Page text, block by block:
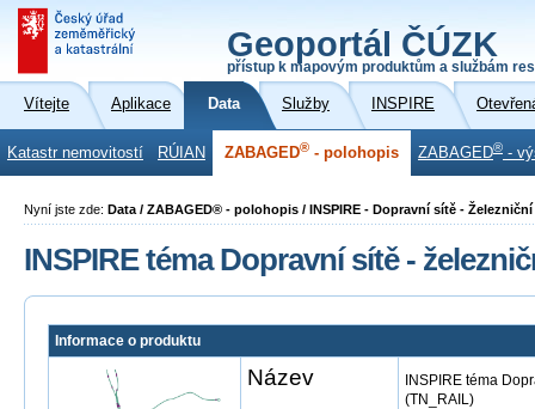
Geoportál ČÚZK
přístup k mapovým produktům a službám
Vítejte Aplikace Data Služby INSPIRE
Katastr nemovitostí RÚIAN ZABAGED® - polohopis ZABAGED® -
Nyní jste zde: Data / ZABAGED® - polohopis / INSPIRE - Dopravní sítě -
INSPIRE téma Dopravní sítě -
Informace o produktu
Název
INSPIRE téma
(TN_RAIL)